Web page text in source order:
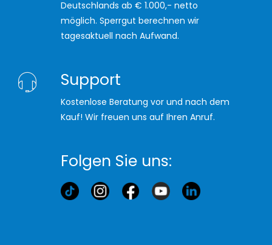
Deutschlands ab € 1.000,- netto
möglich. Sperrgut berechnen wir
tagesaktuell nach Aufwand.
Support
Kostenlose Beratung vor und nach dem
Kauf! Wir freuen uns auf Ihren Anruf.
Folgen Sie uns: